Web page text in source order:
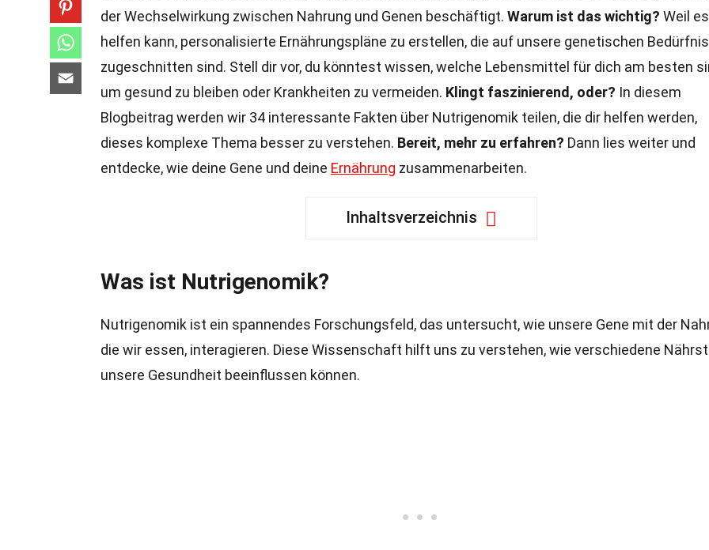
der Wechselwirkung zwischen Nahrung und Genen beschäftigt. Warum ist das wichtig? Weil
helfen kann, personalisierte Ernährungspläne zu erstellen, die auf unsere genetischen
zugeschnitten sind. Stell dir vor, du könntest wissen, welche Lebensmittel für dich am besten
um gesund zu bleiben oder Krankheiten zu vermeiden. Klingt faszinierend, oder? In diesem
Blogbeitrag werden wir 34 interessante Fakten über Nutrigenomik teilen, die dir helfen werden,
dieses komplexe Thema besser zu verstehen. Bereit, mehr zu erfahren? Dann lies weiter und
entdecke, wie deine Gene und deine Ernährung zusammenarbeiten.
Inhaltsverzeichnis
Was ist Nutrigenomik?
Nutrigenomik ist ein spannendes Forschungsfeld, das untersucht, wie unsere Gene mit der
die wir essen, interagieren. Diese Wissenschaft hilft uns zu verstehen, wie verschiedene
unsere Gesundheit beeinflussen können.